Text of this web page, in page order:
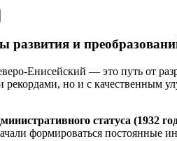
развития и
Енисейский — это путь от
рекордами, но и с качественным
статуса (1932
формироваться постоянные